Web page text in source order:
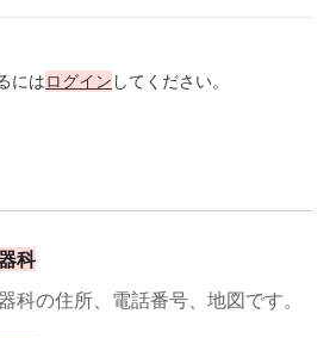
にはログイン してください。
科
科の住所、電話番号、地図です。